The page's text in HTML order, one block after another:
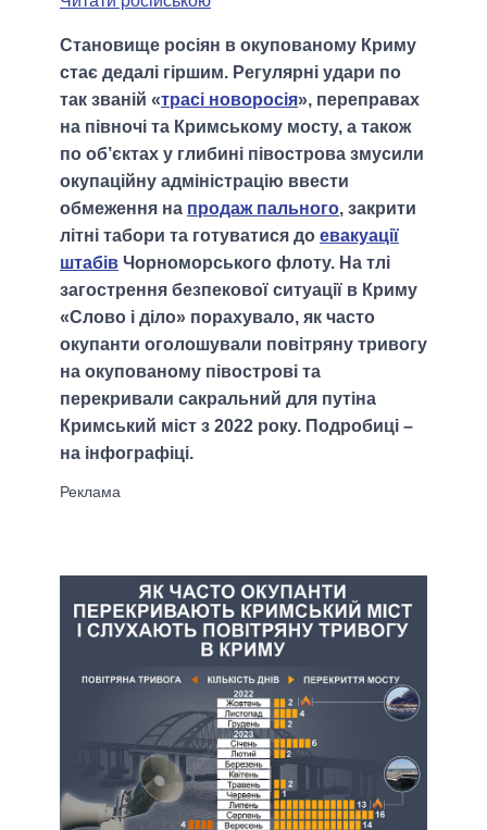
Становище росіян в окупованому Криму
стає дедалі гіршим. Регулярні удари по
так званій «трасі новоросія», переправах
на півночі та Кримському мосту, а також
по об’єктах у глибині півострова змусили
окупаційну адміністрацію ввести
обмеження на продаж пального, закрити
літні табори та готуватися до евакуації
штабів Чорноморського флоту. На тлі
загострення безпекової ситуації в Криму
«Слово і діло» порахувало, як часто
окупанти оголошували повітряну тривогу
на окупованому півострові та
перекривали сакральний для путіна
Кримський міст з 2022 року. Подробиці –
на інфографіці.